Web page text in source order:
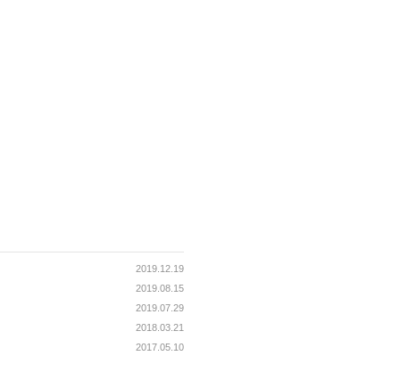
2019.12.19
2019.08.15
2019.07.29
2018.03.21
2017.05.10